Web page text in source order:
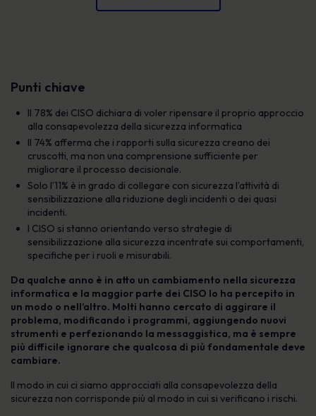
Punti chiave
Il 78% dei CISO dichiara di voler ripensare il proprio approccio
alla consapevolezza della sicurezza informatica
Il 74% afferma che i rapporti sulla sicurezza creano dei
cruscotti, ma non una comprensione sufficiente per
migliorare il processo decisionale.
Solo l’11% è in grado di collegare con sicurezza l’attività di
sensibilizzazione alla riduzione degli incidenti o dei quasi
incidenti.
I CISO si stanno orientando verso strategie di
sensibilizzazione alla sicurezza incentrate sui comportamenti,
specifiche per i ruoli e misurabili.
Da qualche anno è in atto un cambiamento nella sicurezza
informatica e la maggior parte dei CISO lo ha percepito in
un modo o nell’altro. Molti hanno cercato di aggirare il
problema, modificando i programmi, aggiungendo nuovi
strumenti e perfezionando la messaggistica, ma è sempre
più difficile ignorare che qualcosa di più fondamentale deve
cambiare.
Il modo in cui ci siamo approcciati alla consapevolezza della
sicurezza non corrisponde più al modo in cui si verificano i rischi.